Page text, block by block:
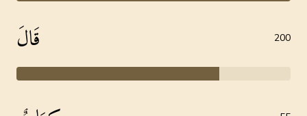
قَالَ 200